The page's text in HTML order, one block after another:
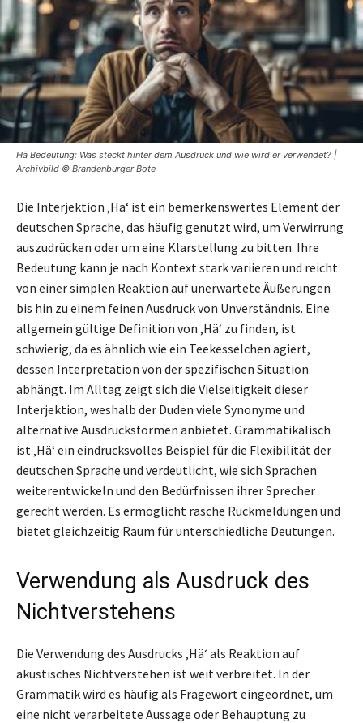
Hä Bedeutung: Was steckt hinter dem Ausdruck und wie wird er verwendet? |
Archivbild © Brandenburger Bote
Die Interjektion ‚Hä‘ ist ein bemerkenswertes Element der
deutschen Sprache, das häufig genutzt wird, um Verwirrung
auszudrücken oder um eine Klarstellung zu bitten. Ihre
Bedeutung kann je nach Kontext stark variieren und reicht
von einer simplen Reaktion auf unerwartete Äußerungen
bis hin zu einem feinen Ausdruck von Unverständnis. Eine
allgemein gültige Definition von ‚Hä‘ zu finden, ist
schwierig, da es ähnlich wie ein Teekesselchen agiert,
dessen Interpretation von der spezifischen Situation
abhängt. Im Alltag zeigt sich die Vielseitigkeit dieser
Interjektion, weshalb der Duden viele Synonyme und
alternative Ausdrucksformen anbietet. Grammatikalisch
ist ‚Hä‘ ein eindrucksvolles Beispiel für die Flexibilität der
deutschen Sprache und verdeutlicht, wie sich Sprachen
weiterentwickeln und den Bedürfnissen ihrer Sprecher
gerecht werden. Es ermöglicht rasche Rückmeldungen und
bietet gleichzeitig Raum für unterschiedliche Deutungen.
Verwendung als Ausdruck des
Nichtverstehens
Die Verwendung des Ausdrucks ‚Hä‘ als Reaktion auf
akustisches Nichtverstehen ist weit verbreitet. In der
Grammatik wird es häufig als Fragewort eingeordnet, um
eine nicht verarbeitete Aussage oder Behauptung zu